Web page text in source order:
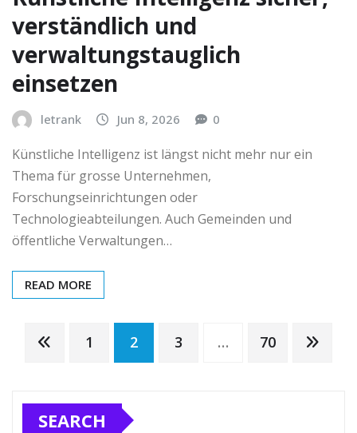
verständlich und
verwaltungstauglich
einsetzen
letrank Jun 8, 2026 0
Künstliche Intelligenz ist längst nicht mehr nur ein
Thema für grosse Unternehmen,
Forschungseinrichtungen oder
Technologieabteilungen. Auch Gemeinden und
öffentliche Verwaltungen…
READ MORE
Posts
pagination
1 2 3 … 70
SEARCH